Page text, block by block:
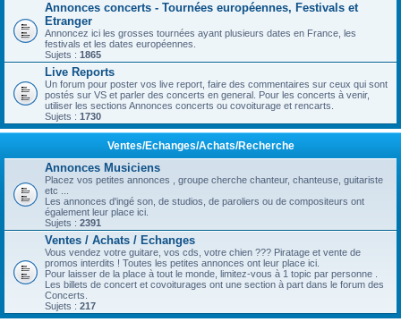
Annonces concerts - Tournées européennes, Festivals et
Etranger
Annoncez ici les grosses tournées ayant plusieurs dates en France, les
festivals et les dates européennes.
Sujets : 1865
Live Reports
Un forum pour poster vos live report, faire des commentaires sur ceux qui sont
postés sur VS et parler des concerts en general. Pour les concerts à venir,
utiliser les sections Annonces concerts ou covoiturage et rencarts.
Sujets : 1730
Ventes/Echanges/Achats/Recherche
Annonces Musiciens
Placez vos petites annonces , groupe cherche chanteur, chanteuse, guitariste
etc ...
Les annonces d'ingé son, de studios, de paroliers ou de compositeurs ont
également leur place ici.
Sujets : 2391
Ventes / Achats / Echanges
Vous vendez votre guitare, vos cds, votre chien ??? Piratage et vente de
promos interdits ! Toutes les petites annonces ont leur place ici.
Pour laisser de la place à tout le monde, limitez-vous à 1 topic par personne .
Les billets de concert et covoiturages ont une section à part dans le forum des
Concerts.
Sujets : 217